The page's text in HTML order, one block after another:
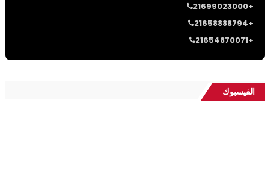
21699023000+
21658888794+
21654870071+
الفيسبوك